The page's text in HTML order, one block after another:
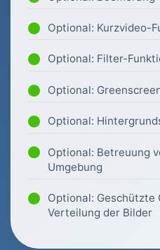
Optional: Kurzvideo-
Optional: Filter-
Optional:
Optional:
Optional: Betreuung
Umgebung
Optional: Geschützte
Verteilung der Bilder